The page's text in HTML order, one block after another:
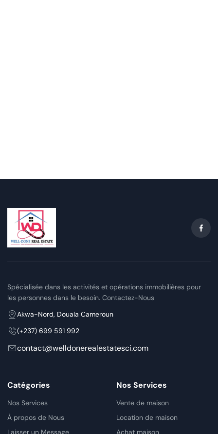
Spécialisée dans les activités et opérations immobilières pour
les personnes dans le besoin. Contactez-Nous
Akwa-Nord, Douala Cameroun
(+237) 699 591 992
contact@welldonerealestatesci.com
Catégories
Nos Services
À propos de Nous
Laisser un Message
Nos Services
Vente de maison
Location de maison
Achat maison